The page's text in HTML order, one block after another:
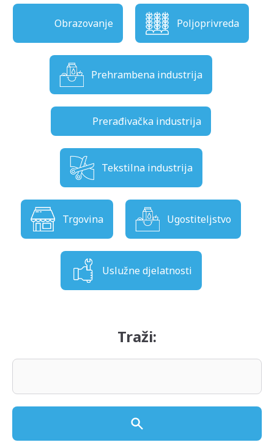
Obrazovanje Poljoprivreda
Prehrambena industrija
Prerađivačka industrija
Tekstilna industrija
Trgovina Ugostiteljstvo
Uslužne djelatnosti
Traži: